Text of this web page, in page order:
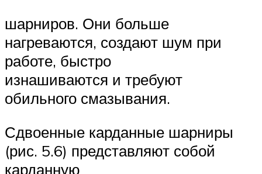
шарниров. Они больше
нагреваются, создают шум при
работе, быстро
изнашиваются и требуют
обильного смазывания.
Сдвоенные карданные шарниры
(рис. 5.6) представляют собой
карданную